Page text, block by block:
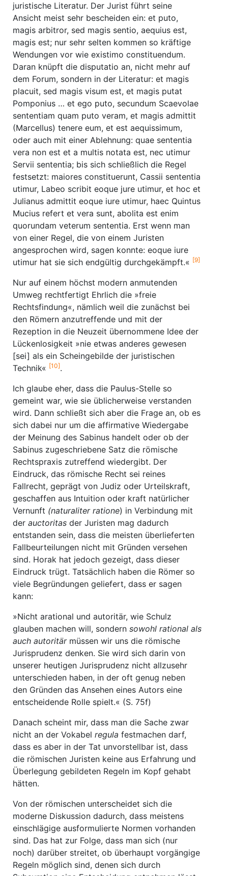
juristische Literatur. Der Jurist führt seine
Ansicht meist sehr bescheiden ein: et puto,
magis arbitror, sed magis sentio, aequius est,
magis est; nur sehr selten kommen so kräftige
Wendungen vor wie existimo constituendum.
Daran knüpft die disputatio an, nicht mehr auf
dem Forum, sondern in der Literatur: et magis
placuit, sed magis visum est, et magis putat
Pomponius … et ego puto, secundum Scaevolae
sententiam quam puto veram, et magis admittit
(Marcellus) tenere eum, et est aequissimum,
oder auch mit einer Ablehnung: quae sententia
vera non est et a multis notata est, nec utimur
Servii sententia; bis sich schließlich die Regel
festsetzt: maiores constituerunt, Cassii sententia
utimur, Labeo scribit eoque jure utimur, et hoc et
Julianus admittit eoque iure utimur, haec Quintus
Mucius refert et vera sunt, abolita est enim
quorundam veterum sententia. Erst wenn man
von einer Regel, die von einem Juristen
angesprochen wird, sagen konnte: eoque iure
utimur hat sie sich endgültig durchgekämpft.« [9]
Nur auf einem höchst modern anmutenden
Umweg rechtfertigt Ehrlich die »freie
Rechtsfindung«, nämlich weil die zunächst bei
den Römern anzutreffende und mit der
Rezeption in die Neuzeit übernommene Idee der
Lückenlosigkeit »nie etwas anderes gewesen
[sei] als ein Scheingebilde der juristischen
Technik« [10].
Ich glaube eher, dass die Paulus-Stelle so
gemeint war, wie sie üblicherweise verstanden
wird. Dann schließt sich aber die Frage an, ob es
sich dabei nur um die affirmative Wiedergabe
der Meinung des Sabinus handelt oder ob der
Sabinus zugeschriebene Satz die römische
Rechtspraxis zutreffend wiedergibt. Der
Eindruck, das römische Recht sei reines
Fallrecht, geprägt von Judiz oder Urteilskraft,
geschaffen aus Intuition oder kraft natürlicher
Vernunft (naturaliter ratione) in Verbindung mit
der auctoritas der Juristen mag dadurch
entstanden sein, dass die meisten überlieferten
Fallbeurteilungen nicht mit Gründen versehen
sind. Horak hat jedoch gezeigt, dass dieser
Eindruck trügt. Tatsächlich haben die Römer so
viele Begründungen geliefert, dass er sagen
kann:
»Nicht arational und autoritär, wie Schulz
glauben machen will, sondern sowohl rational als
auch autoritärmüssen wir uns die römische
Jurisprudenz denken. Sie wird sich darin von
unserer heutigen Jurisprudenz nicht allzusehr
unterschieden haben, in der oft genug neben
den Gründen das Ansehen eines Autors eine
entscheidende Rolle spielt.« (S. 75f)
Danach scheint mir, dass man die Sache zwar
nicht an der Vokabel regula festmachen darf,
dass es aber in der Tat unvorstellbar ist, dass
die römischen Juristen keine aus Erfahrung und
Überlegung gebildeten Regeln im Kopf gehabt
hätten.
Von der römischen unterscheidet sich die
moderne Diskussion dadurch, dass meistens
einschlägige ausformulierte Normen vorhanden
sind. Das hat zur Folge, dass man sich (nur
noch) darüber streitet, ob überhaupt vorgängige
Regeln möglich sind, denen sich durch